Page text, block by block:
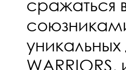
сражаться
уникальных